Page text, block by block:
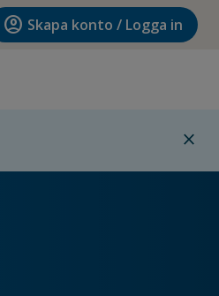
account_circle Skapa konto / Logga in
close